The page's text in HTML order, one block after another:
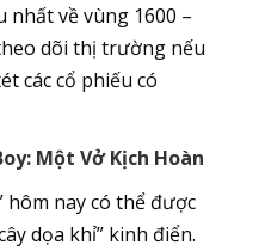
về vùng 1600 –
dõi thị trường nếu
các cổ phiếu có
Một Vở Kịch Hoàn
hôm nay có thể được
dọa khỉ” kinh điển.